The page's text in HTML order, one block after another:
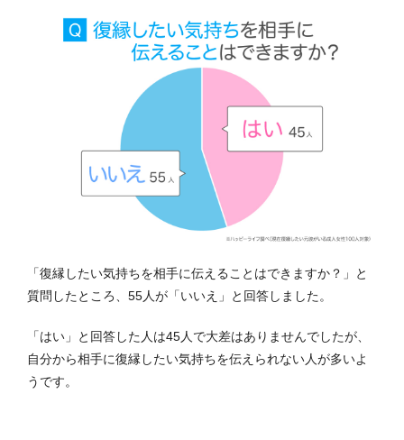
「復縁したい気持ちを相手に伝えることはできますか？」と
質問したところ、55人が「いいえ」と回答しました。
「はい」と回答した人は45人で大差はありませんでしたが、
自分から相手に復縁したい気持ちを伝えられない人が多いよ
うです。